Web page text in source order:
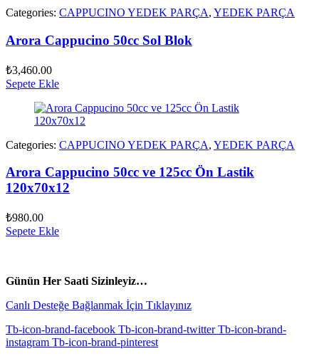
Categories: CAPPUCINO YEDEK PARÇA, YEDEK PARÇA
Arora Cappucino 50cc Sol Blok
₺3,460.00
Sepete Ekle
Categories: CAPPUCINO YEDEK PARÇA, YEDEK PARÇA
Arora Cappucino 50cc ve 125cc Ön Lastik
120x70x12
₺980.00
Sepete Ekle
Günün Her Saati Sizinleyiz…
Canlı Desteğe Bağlanmak İçin Tıklayınız
Tb-icon-brand-facebook Tb-icon-brand-twitter Tb-icon-brand-
instagram Tb-icon-brand-pinterest